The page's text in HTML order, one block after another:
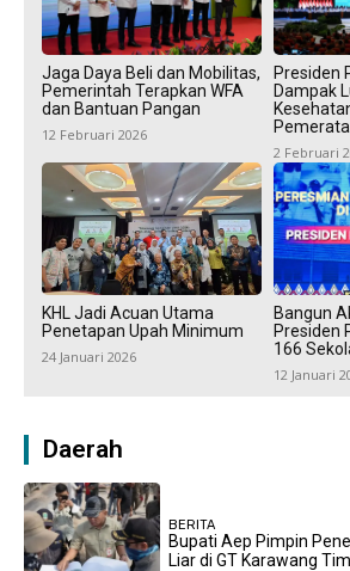
Jaga Daya Beli dan Mobilitas,
Pemerintah Terapkan WFA
dan Bantuan Pangan
12 Februari 2026
Presiden
Dampak
2 Februari
KHL Jadi Acuan Utama
Penetapan Upah Minimum
24 Januari 2026
Bangun
Presiden
166
12 Januari
Daerah
BERITA
Bupati Aep Pimpin
Liar di GT Karawang